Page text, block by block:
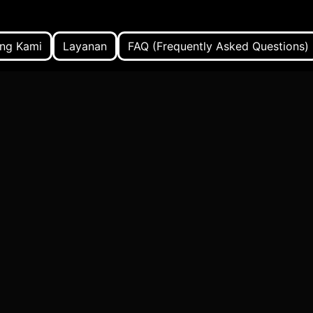
Kami Layanan FAQ (Frequently Asked Questions)